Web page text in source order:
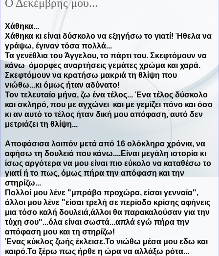
Ο Δεκέμβρης μου...
Χάθηκα...
Χάθηκα κι είναι δύσκολο να εξηγήσω το γιατί! Ήθελα να
γράψω, έγιναν τόσα πολλά...
Τα γενέθλια του Άγγελου, το πάρτι του. Σκεφτόμουν να
κάνω όμορφες αναρτήσεις γεμάτες χρώμα και χαρά.
Σκεφτόμουν να κρατήσω μακριά τη θλίψη που
νιώθω...κι όμως ήταν αδύνατο!
Τον τελευταίο μήνα, ζω ένα τέλος... Ένα τέλος δύσκολο
και σκληρό, που με αγχώνει και με γεμίζει πόνο και όσο
κι αν αυτό το τέλος ήταν δική μου απόφαση, αυτό δεν
μετριάζει τη θλίψη...
Αποφάσισα λοιπόν μετά από 16 ολόκληρα χρόνια, να
αφήσω τη δουλειά που κάνω....Είναι μεγάλη ιστορία κι
ίσως αργότερα να μου είναι πιο εύκολο να καταθέσω το
γιατί ή το πως, όμως πήρα την απόφαση και την
στηρίζω...
Πολλοί μου λένε "μπράβο προχώρα, είσαι γενναία",
άλλοι μου λένε "είσαι τρελή σε περίοδο κρίσης αφήνεις
μια τόσο καλή δουλειά,άλλοι θα παρακαλούσαν για την
τύχη σου"...όλα είναι σωστά...απλά εγώ πήρα την
απόφαση μου και τη στηρίζω!
Ένας κύκλος ζωής έκλεισε.Το νιώθω μέσα μου εδω και
καιρό.Το ξέρω πως ήρθε η ώρα να αλλάξω ρότα...